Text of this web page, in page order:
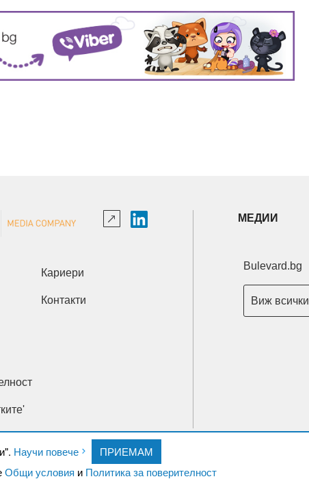
Научи повече
ПРИЕМАМ
Общи условия и Политика за поверителност
Кариери
Контакти
МЕДИИ
Bulevard.bg
Виж всички
Copyright © 2026 Ксениум ООД. Всички права запазени.
XeniumCompany.com